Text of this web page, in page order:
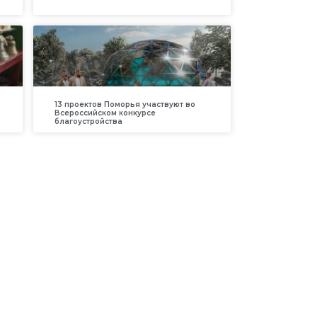
13 проектов Поморья участвуют во
Всероссийском конкурсе
благоустройства